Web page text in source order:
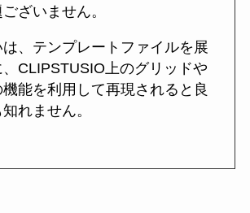
ざいません。
は、テンプレートファイルを展
、CLIPSTUSIO上のグリッドや
能を利用して再現されると良
れません。